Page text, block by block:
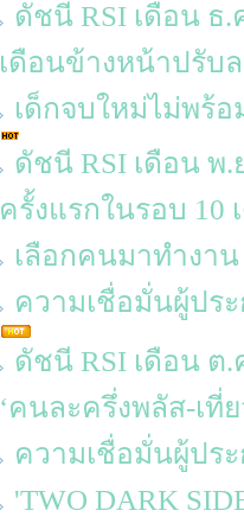
ดัชนี RSI เดือน ธ.
เดือนข้างหน้าปรับ
เด็กจบใหม่ไม่พร้อ
ดัชนี RSI เดือน พ.
ครั้งแรกในรอบ 10
เลือกคนมาทำงา
ความเชื่อมั่นผู้ปร
ดัชนี RSI เดือน ต
‘คนละครึ่งพลัส-เที่
ความเชื่อมั่นผู้ปร
'TWO DARK